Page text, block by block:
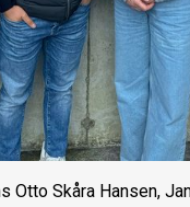
Otto Skåra Hansen,